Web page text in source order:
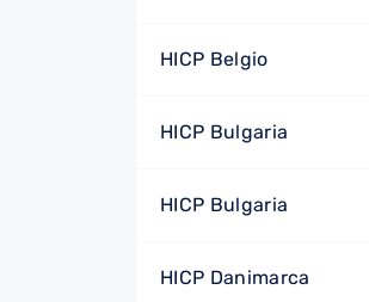
HICP Belgio
HICP Bulgaria
HICP Bulgaria
HICP Danimarca